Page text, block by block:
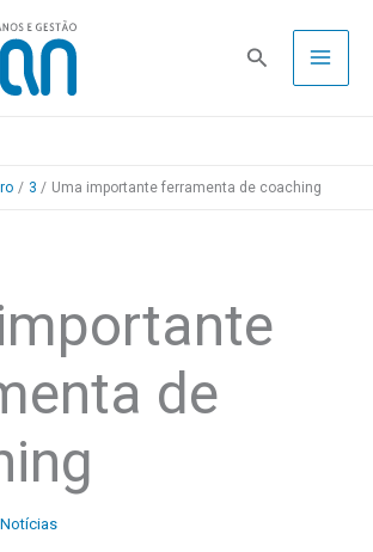
Pesquisa
3 Uma importante ferramenta de coaching
de
Notícias